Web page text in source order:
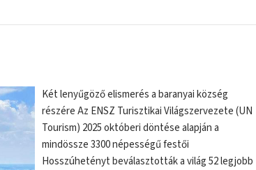
Két lenyűgöző elismerés a baranyai község
részére Az ENSZ Turisztikai Világszervezete (UN
Tourism) 2025 októberi döntése alapján a
mindössze 3300 népességű festői
Hosszúhetényt beválasztották a világ 52 legjobb